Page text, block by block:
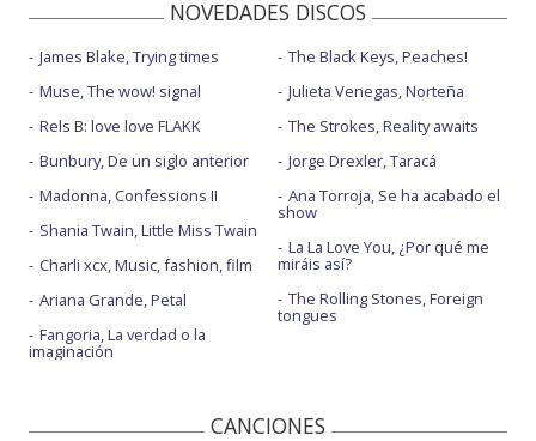
NOVEDADES DISCOS
James Blake, Trying times
Muse, The wow! signal
Rels B: love love FLAKK
Bunbury, De un siglo anterior
Madonna, Confessions II
Shania Twain, Little Miss Twain
Charli xcx, Music, fashion, film
Ariana Grande, Petal
Fangoria, La verdad o la
imaginación
The Black Keys, Peaches!
Julieta Venegas, Norteña
The Strokes, Reality awaits
Jorge Drexler, Taracá
Ana Torroja, Se ha acabado el
show
La La Love You, ¿Por qué me
miráis así?
The Rolling Stones, Foreign
tongues
CANCIONES